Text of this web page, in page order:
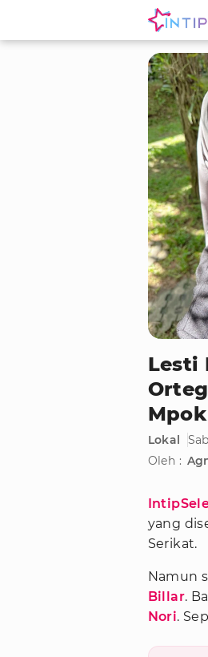
Lesti
Lokal
Oleh :
yang
Serikat.
Namun
Billar.
Nori.